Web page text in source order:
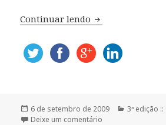
Continuar lendo Editorial
Publicado
em
6 de setembro de 2009 Categorias
3ª edição
Deixe um comentário